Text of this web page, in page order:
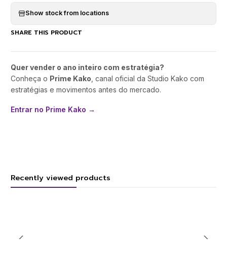
Show stock from locations
SHARE THIS PRODUCT
Quer vender o ano inteiro com estratégia?
Conheça o Prime Kako , canal oficial da Studio Kako com
estratégias e movimentos antes do mercado.
Entrar no Prime Kako →
Recently viewed products